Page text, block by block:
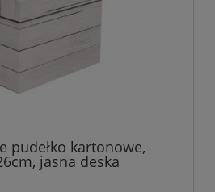
pudełko kartonowe,
jasna deska